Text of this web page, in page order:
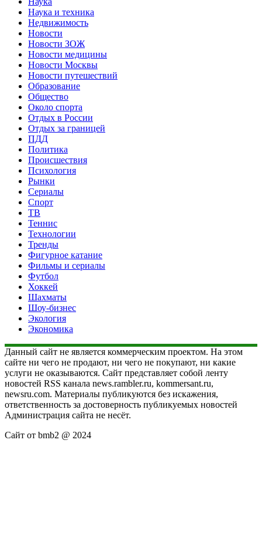
Наука и техника
Недвижимость
Новости
Новости ЗОЖ
Новости медицины
Новости Москвы
Новости путешествий
Образование
Общество
Около спорта
Отдых в России
Отдых за границей
ПДД
Политика
Происшествия
Психология
Рынки
Сериалы
Спорт
ТВ
Теннис
Технологии
Тренды
Фигурное катание
Фильмы и сериалы
Футбол
Хоккей
Шахматы
Шоу-бизнес
Экология
Экономика
Данный сайт не является коммерческим проектом. На этом
сайте ни чего не продают, ни чего не покупают, ни какие
услуги не оказываются. Сайт представляет собой ленту
новостей RSS канала news.rambler.ru, kommersant.ru,
newsru.com. Материалы публикуются без искажения,
ответственность за достоверность публикуемых новостей
Администрация сайта не несёт.
Сайт от bmb2 @ 2024